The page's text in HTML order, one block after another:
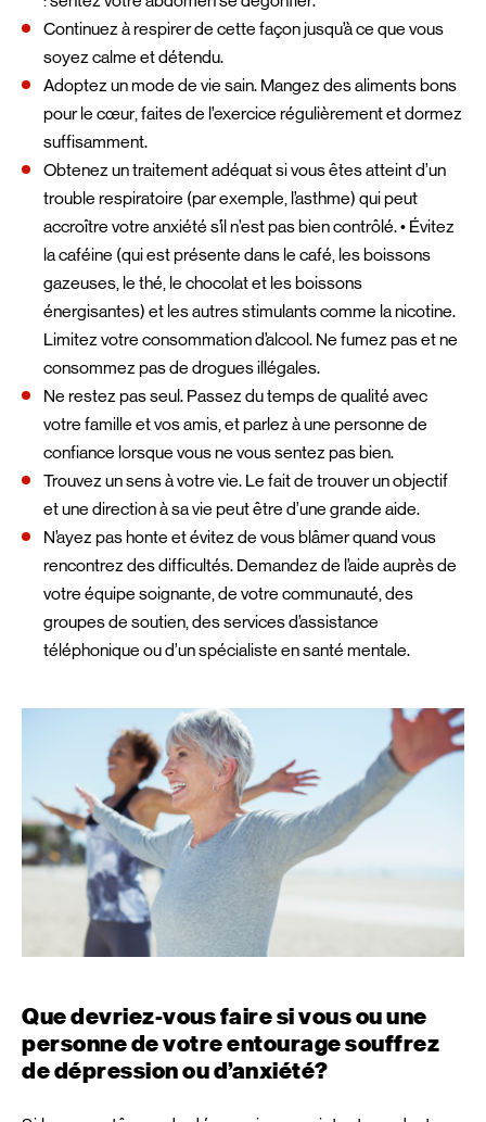
Continuez à respirer de cette façon jusqu’à ce que vous
soyez calme et détendu.
Adoptez un mode de vie sain. Mangez des aliments bons
pour le cœur, faites de l’exercice régulièrement et dormez
suffisamment.
Obtenez un traitement adéquat si vous êtes atteint d’un
trouble respiratoire (par exemple, l’asthme) qui peut
accroître votre anxiété s’il n’est pas bien contrôlé. • Évitez
la caféine (qui est présente dans le café, les boissons
gazeuses, le thé, le chocolat et les boissons
énergisantes) et les autres stimulants comme la nicotine.
Limitez votre consommation d’alcool. Ne fumez pas et ne
consommez pas de drogues illégales.
Ne restez pas seul. Passez du temps de qualité avec
votre famille et vos amis, et parlez à une personne de
confiance lorsque vous ne vous sentez pas bien.
Trouvez un sens à votre vie. Le fait de trouver un objectif
et une direction à sa vie peut être d’une grande aide.
N’ayez pas honte et évitez de vous blâmer quand vous
rencontrez des difficultés. Demandez de l’aide auprès de
votre équipe soignante, de votre communauté, des
groupes de soutien, des services d’assistance
téléphonique ou d’un spécialiste en santé mentale.
Que devriez-vous faire si vous ou une
personne de votre entourage souffrez
de dépression ou d’anxiété?